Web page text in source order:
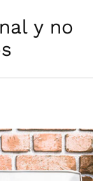
y no